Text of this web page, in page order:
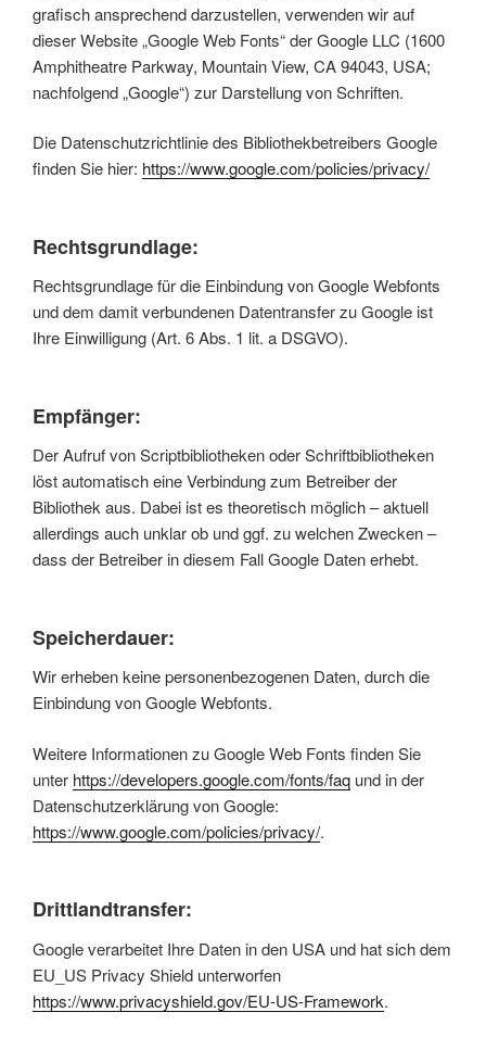
grafisch ansprechend darzustellen, verwenden wir auf
dieser Website „Google Web Fonts“ der Google LLC (1600
Amphitheatre Parkway, Mountain View, CA 94043, USA;
nachfolgend „Google“) zur Darstellung von Schriften.
Die Datenschutzrichtlinie des Bibliothekbetreibers Google
finden Sie hier: https://www.google.com/policies/privacy/
Rechtsgrundlage:
Rechtsgrundlage für die Einbindung von Google Webfonts
und dem damit verbundenen Datentransfer zu Google ist
Ihre Einwilligung (Art. 6 Abs. 1 lit. a DSGVO).
Empfänger:
Der Aufruf von Scriptbibliotheken oder Schriftbibliotheken
löst automatisch eine Verbindung zum Betreiber der
Bibliothek aus. Dabei ist es theoretisch möglich – aktuell
allerdings auch unklar ob und ggf. zu welchen Zwecken –
dass der Betreiber in diesem Fall Google Daten erhebt.
Speicherdauer:
Wir erheben keine personenbezogenen Daten, durch die
Einbindung von Google Webfonts.
Weitere Informationen zu Google Web Fonts finden Sie
unter https://developers.google.com/fonts/faq und in der
Datenschutzerklärung von Google:
https://www.google.com/policies/privacy/.
Drittlandtransfer:
Google verarbeitet Ihre Daten in den USA und hat sich dem
EU_US Privacy Shield unterworfen
https://www.privacyshield.gov/EU-US-Framework.